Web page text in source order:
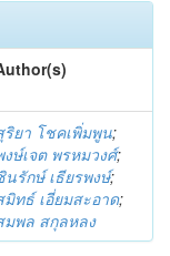
ริยา โชคเพิ่มพูน;
งษ์เจต พรหมวงศ์;
นรักษ์ เธียรพงษ์;
มิทธ์ เอี่ยมสะอาด;
มพล สกุลหลง